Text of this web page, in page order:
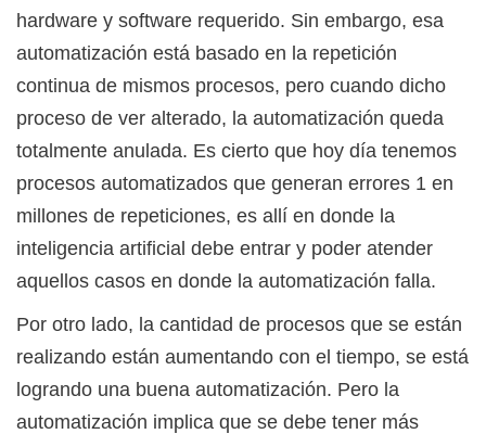
hardware y software requerido. Sin embargo, esa
automatización está basado en la repetición
continua de mismos procesos, pero cuando dicho
proceso de ver alterado, la automatización queda
totalmente anulada. Es cierto que hoy día tenemos
procesos automatizados que generan errores 1 en
millones de repeticiones, es allí en donde la
inteligencia artificial debe entrar y poder atender
aquellos casos en donde la automatización falla.
Por otro lado, la cantidad de procesos que se están
realizando están aumentando con el tiempo, se está
logrando una buena automatización. Pero la
automatización implica que se debe tener más